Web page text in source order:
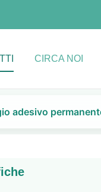
CIRCA NOI
adesivo